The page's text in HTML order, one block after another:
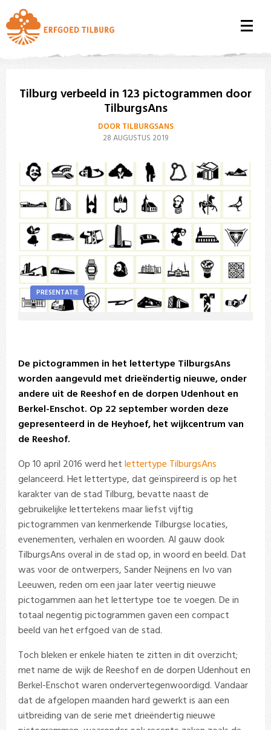
Tilburg verbeeld in 123 pictogrammen door
TilburgsAns
DOOR TILBURGSANS
28 AUGUSTUS 2019
PRESENTATIE
De pictogrammen in het lettertype TilburgsAns
worden aangevuld met drieëndertig nieuwe, onder
andere uit de Reeshof en de dorpen Udenhout en
Berkel-Enschot. Op 22 september worden deze
gepresenteerd in de Heyhoef, het wijkcentrum van
de Reeshof.
Op 10 april 2016 werd hetlettertype TilburgsAns
gelanceerd. Het lettertype, dat geïnspireerd is op het
karakter van de stad Tilburg, bevatte naast de
gebruikelijke lettertekens maar liefst vijftig
pictogrammen van kenmerkende Tilburgse locaties,
evenementen, verhalen en woorden. Al gauw dook
TilburgsAns overal in de stad op, in woord en beeld. Dat
was voor de ontwerpers, Sander Neijnens en Ivo van
Leeuwen, reden om een jaar later veertig nieuwe
pictogammen aan het lettertype toe te voegen. De in
totaal negentig pictogrammen gaven een compact
beeld van het erfgoed van de stad.
Toch bleken er enkele hiaten te zitten in dit overzicht;
met name de wijk de Reeshof en de dorpen Udenhout en
Berkel-Enschot waren ondervertegenwoordigd. Vandaar
dat de afgelopen maanden hard gewerkt is aan een
uitbreiding van de serie met drieëndertig nieuwe